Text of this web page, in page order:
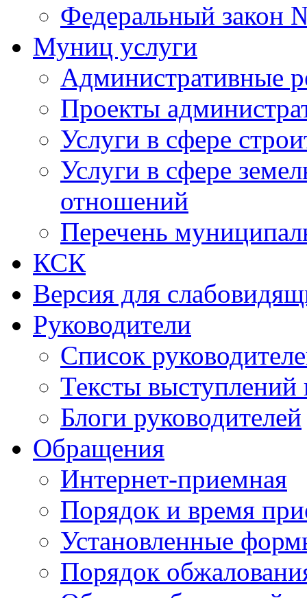
Федеральный закон
Муниц услуги
Административные
Проекты
Услуги в сфере
Услуги в сфере
отношений
Перечень
КСК
Версия для
Руководители
Список
Тексты выступлений
Блоги руководителей
Обращения
Интернет-приемная
Порядок и время
Установленные
Порядок